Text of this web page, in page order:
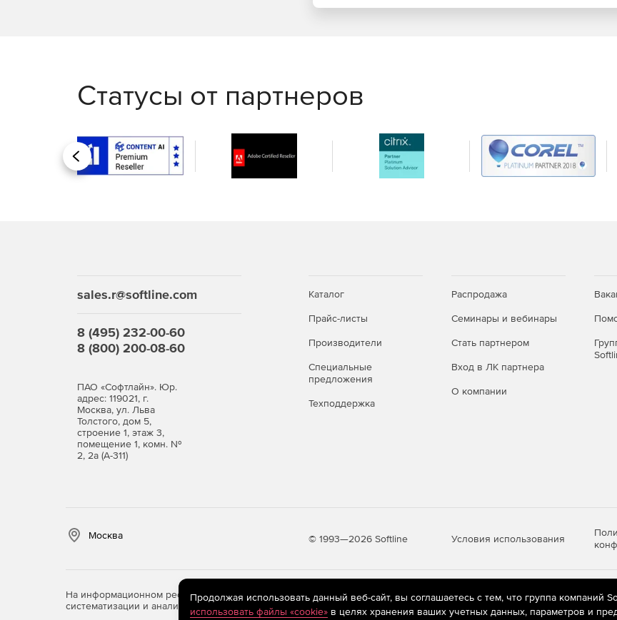
Статусы от партнеров
Назад
sales.r@softline.com
8 (495) 232-00-60
8 (800) 200-08-60
ПАО «Софтлайн». Юр.
адрес: 119021, г.
Москва, ул. Льва
Толстого, дом 5,
строение 1, этаж 3,
помещение 1, комн. №
2, 2а (А-311)
Каталог
Прайс-листы
Производители
Специальные
предложения
Техподдержка
Распродажа
Семинары и вебинары
Стать партнером
Вход в ЛК партнера
О компании
Москва © 1993—2026 Softline Условия использования
На информационном ресурсе store.softline.ru применяютсярекомендательные технологии(информационные
систематизации и анализа сведений, относящихся к предпочтениям пользователей сети «Интернет», находящихся
Продолжая использовать данный веб-сайт, вы соглашаетесь с тем, что группа компаний
использовать файлы «cookie»в целях хранения ваших учетных данных, параметров и